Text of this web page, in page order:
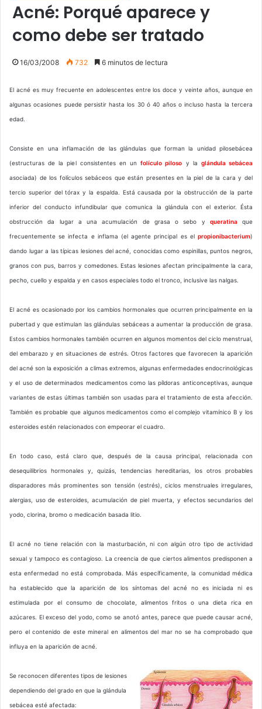
Acné: Porqué aparece y
como debe ser tratado
16/03/2008 732 6 minutos de lectura
El acné es muy frecuente en adolescentes entre los doce y veinte años, aunque en
algunas ocasiones puede persistir hasta los 30 ó 40 años o incluso hasta la tercera
edad.
Consiste en una inflamación de las glándulas que forman la unidad pilosebácea
(estructuras de la piel consistentes en unfolículo piloso y la glándula sebácea
asociada) de los folículos sebáceos que están presentes en la piel de la cara y del
tercio superior del tórax y la espalda. Está causada por la obstrucción de la parte
inferior del conducto infundibular que comunica la glándula con el exterior. Ésta
obstrucción da lugar a una acumulación de grasa o sebo y queratinaque
frecuentemente se infecta e inflama (el agente principal es el propionibacterium)
dando lugar a las típicas lesiones del acné, conocidas como espinillas, puntos negros,
granos con pus, barros y comedones. Estas lesiones afectan principalmente la cara,
pecho, cuello y espalda y en casos especiales todo el tronco, inclusive las nalgas.
El acné es ocasionado por los cambios hormonales que ocurren principalmente en la
pubertad y que estimulan las glándulas sebáceas a aumentar la producción de grasa.
Estos cambios hormonales también ocurren en algunos momentos del ciclo menstrual,
del embarazo y en situaciones de estrés. Otros factores que favorecen la aparición
del acné son la exposición a climas extremos, algunas enfermedades endocrinológicas
y el uso de determinados medicamentos como las píldoras anticonceptivas, aunque
variantes de estas últimas también son usadas para el tratamiento de esta afección.
También es probable que algunos medicamentos como el complejo vitamínico B y los
esteroides estén relacionados con empeorar el cuadro.
En todo caso, está claro que, después de la causa principal, relacionada con
desequilibrios hormonales y, quizás, tendencias hereditarias, los otros probables
disparadores más prominentes son tensión (estrés), ciclos menstruales irregulares,
alergias, uso de esteroides, acumulación de piel muerta, y efectos secundarios del
yodo, clorina, bromo o medicación basada litio.
El acné no tiene relación con la masturbación, ni con algún otro tipo de actividad
sexual y tampoco es contagioso. La creencia de que ciertos alimentos predisponen a
esta enfermedad no está comprobada. Más específicamente, la comunidad médica
ha establecido que la aparición de los síntomas del acné no es iniciada ni es
estimulada por el consumo de chocolate, alimentos fritos o una dieta rica en
azúcares. El exceso del yodo, como se anotó antes, parece que puede causar acné,
pero el contenido de este mineral en alimentos del mar no se ha comprobado que
influya en la aparición de acné.
Se reconocen diferentes tipos de lesiones
dependiendo del grado en que la glándula
sebácea esté afectada: